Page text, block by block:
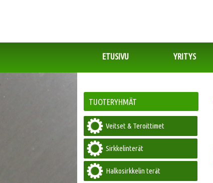
ETUSIVU YRITYS
TUOTERYHMÄT
Veitset & Teroittimet
Sirkkelinterät
Halkosirkkelin terät